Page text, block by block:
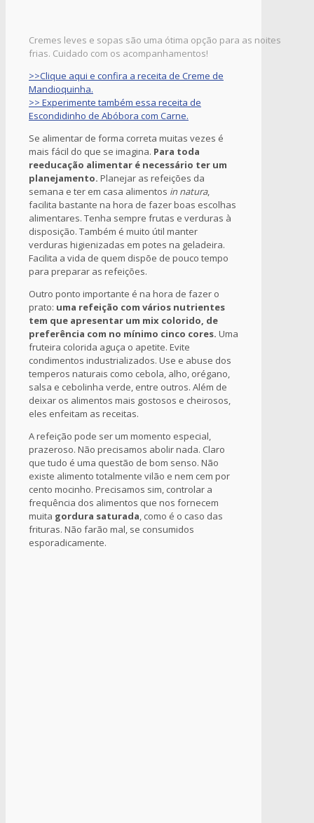
Cremes leves e sopas são uma ótima opção para as noites
frias. Cuidado com os acompanhamentos!
>>Clique aqui e confira a receita de Creme de
Mandioquinha.
>> Experimente também essa receita de
Escondidinho de Abóbora com Carne.
Se alimentar de forma correta muitas vezes é
mais fácil do que se imagina. Para toda
reeducação alimentar é necessário ter um
planejamento. Planejar as refeições da
semana e ter em casa alimentos in natura,
facilita bastante na hora de fazer boas escolhas
alimentares. Tenha sempre frutas e verduras à
disposição. Também é muito útil manter
verduras higienizadas em potes na geladeira.
Facilita a vida de quem dispõe de pouco tempo
para preparar as refeições.
Outro ponto importante é na hora de fazer o
prato: uma refeição com vários nutrientes
tem que apresentar um mix colorido, de
preferência com no mínimo cinco cores. Uma
fruteira colorida aguça o apetite. Evite
condimentos industrializados. Use e abuse dos
temperos naturais como cebola, alho, orégano,
salsa e cebolinha verde, entre outros. Além de
deixar os alimentos mais gostosos e cheirosos,
eles enfeitam as receitas.
A refeição pode ser um momento especial,
prazeroso. Não precisamos abolir nada. Claro
que tudo é uma questão de bom senso. Não
existe alimento totalmente vilão e nem cem por
cento mocinho. Precisamos sim, controlar a
frequência dos alimentos que nos fornecem
muita gordura saturada, como é o caso das
frituras. Não farão mal, se consumidos
esporadicamente.